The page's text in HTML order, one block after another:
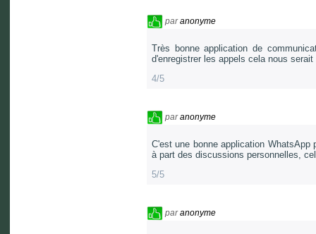
paranonyme
Très bonne application de
d'enregistrer les appels cela nous
4/5
paranonyme
C'est une bonne application
à part des discussions personnelles,
5/5
paranonyme